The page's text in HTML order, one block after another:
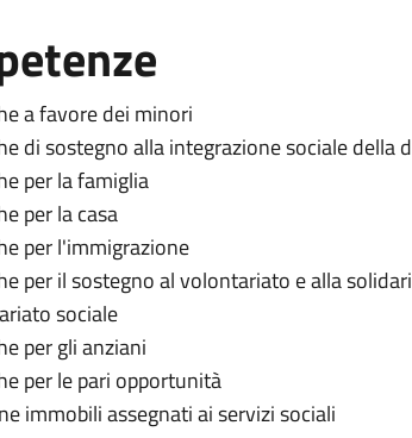
a favore dei minori
di sostegno alla integrazione sociale della
per la famiglia
per la casa
per l'immigrazione
per il sostegno al volontariato e alla
sociale
per gli anziani
per le pari opportunità
immobili assegnati ai servizi sociali